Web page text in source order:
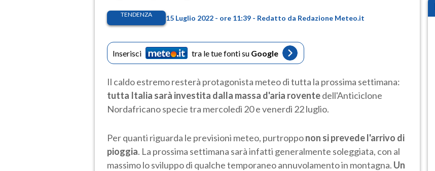
TENDENZA 15 Luglio 2022 - ore 11:39 - Redatto da Redazione Meteo.it
Inserisci tra le tue fonti su Google
Il caldo estremo resterà protagonista meteo di tutta la prossima settimana:
tutta Italia sarà investita dalla massa d'aria roventedell'Anticiclone
Nordafricano specie tra mercoledì 20 e venerdì 22 luglio.
Per quanti riguarda le previsioni meteo, purtropponon si prevede l'arrivo di
pioggia. La prossima settimana sarà infatti generalmente soleggiata, con al
massimo lo sviluppo di qualche temporaneo annuvolamento in montagna. Un